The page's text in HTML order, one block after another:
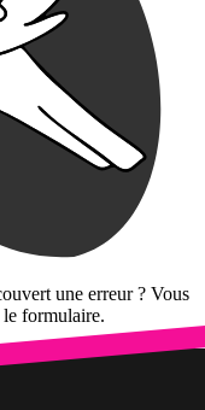
une erreur ? Vous
le formulaire.